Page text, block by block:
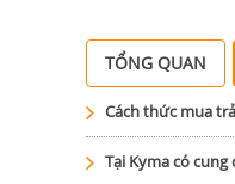
TỔNG QUAN
Cách thức mua
Tại Kyma có